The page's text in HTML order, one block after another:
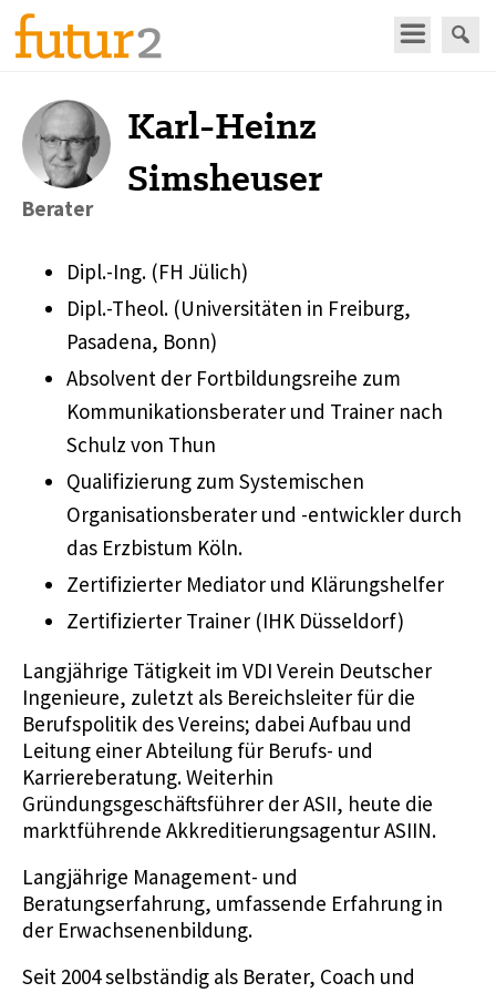
Karl-Heinz
Simsheuser
Berater
Dipl.-Ing. (FH Jülich)
Dipl.-Theol. (Universitäten in Freiburg,
Pasadena, Bonn)
Absolvent der Fortbildungsreihe zum
Kommunikationsberater und Trainer nach
Schulz von Thun
Qualifizierung zum Systemischen
Organisationsberater und -entwickler durch
das Erzbistum Köln.
Zertifizierter Mediator und Klärungshelfer
Zertifizierter Trainer (IHK Düsseldorf)
Langjährige Tätigkeit im VDI Verein Deutscher
Ingenieure, zuletzt als Bereichsleiter für die
Berufspolitik des Vereins; dabei Aufbau und
Leitung einer Abteilung für Berufs- und
Karriereberatung. Weiterhin
Gründungsgeschäftsführer der ASII, heute die
marktführende Akkreditierungsagentur ASIIN.
Langjährige Management- und
Beratungserfahrung, umfassende Erfahrung in
der Erwachsenenbildung.
Seit 2004 selbständig als Berater, Coach und